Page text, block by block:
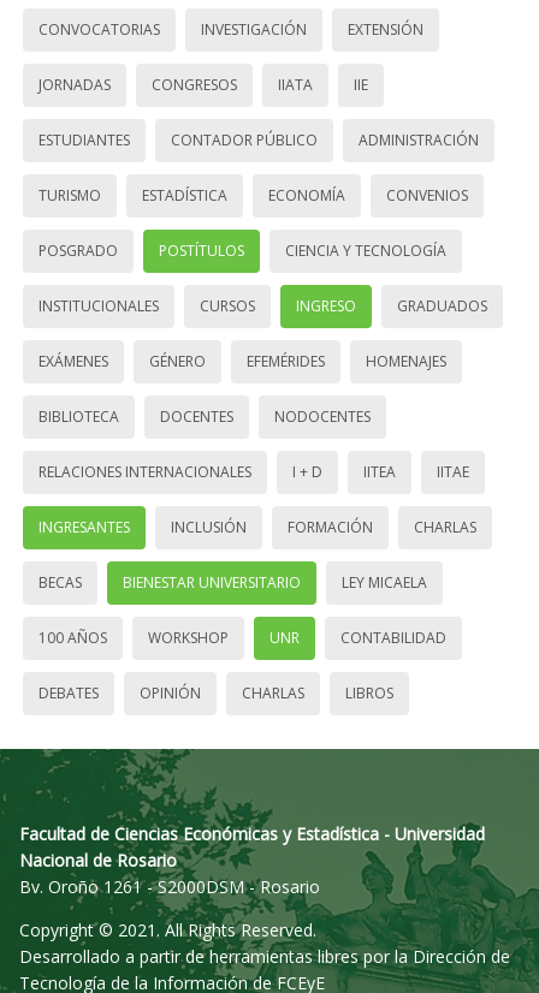
CONVOCATORIAS INVESTIGACIÓN EXTENSIÓN
JORNADAS CONGRESOS IIATA IIE
ESTUDIANTES CONTADOR PÚBLICO ADMINISTRACIÓN
TURISMO ESTADÍSTICA ECONOMÍA CONVENIOS
POSGRADO POSTÍTULOS CIENCIA Y TECNOLOGÍA
INSTITUCIONALES CURSOS INGRESO GRADUADOS
EXÁMENES GÉNERO EFEMÉRIDES HOMENAJES
BIBLIOTECA DOCENTES NODOCENTES
RELACIONES INTERNACIONALES I + D IITEA IITAE
INGRESANTES INCLUSIÓN FORMACIÓN CHARLAS
BECAS BIENESTAR UNIVERSITARIO LEY MICAELA
100 AÑOS WORKSHOP UNR CONTABILIDAD
DEBATES OPINIÓN CHARLAS LIBROS
Facultad de Ciencias Económicas y Estadística - Universidad
Nacional de Rosario
Bv. Oroño 1261 - S2000DSM - Rosario
Copyright © 2021. All Rights Reserved.
Desarrollado a partir de herramientas libres por la Dirección de
Tecnología de la Información de FCEyE